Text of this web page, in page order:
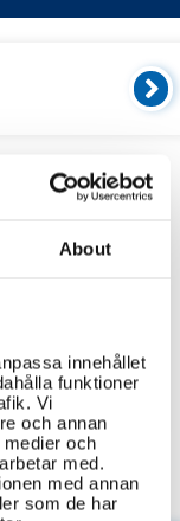
About
innehållet
funktioner
Vi
och annan
och
med.
med annan
som de har
KOMMUN